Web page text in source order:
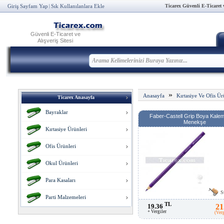
Giriş Sayfam Yap Sık Kullanılanlara Ekle Ticarex Güvenli E-Ticaret
Güvenli E-Ticaret ve
Alışveriş Sitesi
Ticarex Anasayfa
Bayraklar
Kırtasiye Ürünleri
Ofis Ürünleri
Okul Ürünleri
Para Kasaları
Parti Malzemeleri
Anasayfa » Kırtasiye Ve Ofis
Faber-Castell Grip Boya
Menekşe
19.36 TL
+ Vergiler